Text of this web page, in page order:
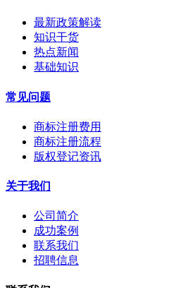
最新政策解读
知识干货
热点新闻
基础知识
常见问题
商标注册费用
商标注册流程
版权登记资讯
关于我们
公司简介
成功案例
联系我们
招聘信息